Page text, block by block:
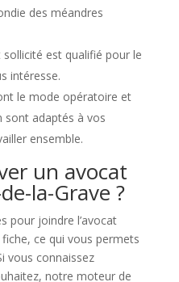
des méandres
sollicité est qualifié pour le
intéresse.
le mode opératoire et
sont adaptés à vos
ensemble.
un avocat
la-Grave ?
pour joindre l’avocat
ce qui vous permets
vous connaissez
notre moteur de